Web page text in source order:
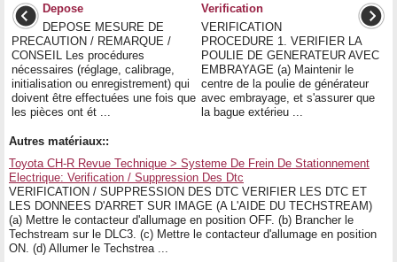
Depose
DEPOSE MESURE DE
PRECAUTION / REMARQUE /
CONSEIL Les procédures
nécessaires (réglage, calibrage,
initialisation ou enregistrement) qui
doivent être effectuées une fois que
les pièces ont ét ...
Verification
VERIFICATION
PROCEDURE 1. VERIFIER LA
POULIE DE GENERATEUR AVEC
EMBRAYAGE (a) Maintenir le
centre de la poulie de générateur
avec embrayage, et s'assurer que
la bague extérieu ...
Autres matériaux::
Toyota CH-R Revue Technique > Systeme De Frein De Stationnement
Electrique: Verification / Suppression Des Dtc
VERIFICATION / SUPPRESSION DES DTC VERIFIER LES DTC ET
LES DONNEES D'ARRET SUR IMAGE (A L'AIDE DU TECHSTREAM)
(a) Mettre le contacteur d'allumage en position OFF. (b) Brancher le
Techstream sur le DLC3. (c) Mettre le contacteur d'allumage en position
ON. (d) Allumer le Techstrea ...